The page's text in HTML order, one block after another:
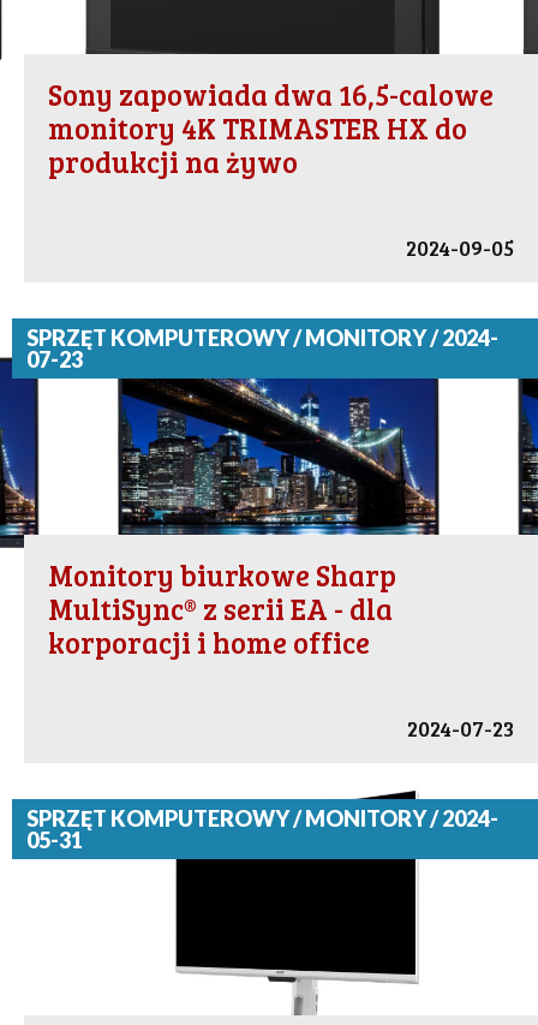
Sony zapowiada dwa 16,5-calowe
monitory 4K TRIMASTER HX do
produkcji na żywo
2024-09-05
SPRZĘT KOMPUTEROWY / MONITORY / 2024-
07-23
Monitory biurkowe Sharp
MultiSync® z serii EA - dla
korporacji i home office
2024-07-23
SPRZĘT KOMPUTEROWY / MONITORY / 2024-
05-31